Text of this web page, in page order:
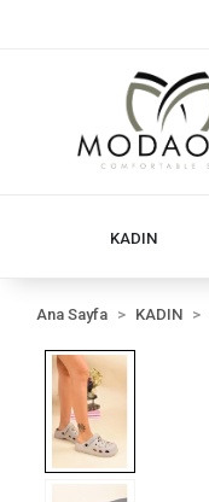
KADIN
Ana Sayfa KADIN